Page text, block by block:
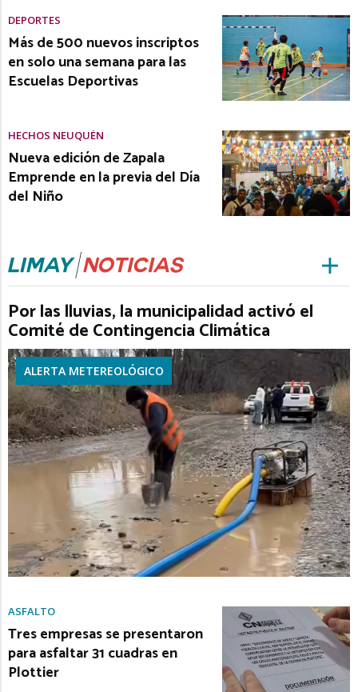
DEPORTES
Más de 500 nuevos inscriptos
en solo una semana para las
Escuelas Deportivas
HECHOS NEUQUÉN
Nueva edición de Zapala
Emprende en la previa del Día
del Niño
Por las lluvias, la municipalidad activó el
Comité de Contingencia Climática
ALERTA METEREOLÓGICO
ASFALTO
Tres empresas se presentaron
para asfaltar 31 cuadras en
Plottier